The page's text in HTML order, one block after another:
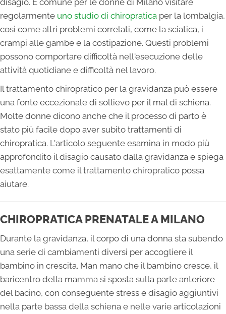
regolarmente uno studio di chiropratica per la lombalgia,
così come altri problemi correlati, come la sciatica, i
crampi alle gambe e la costipazione. Questi problemi
possono comportare difficoltà nell'esecuzione delle
attività quotidiane e difficoltà nel lavoro.
Il trattamento chiropratico per la gravidanza può essere
una fonte eccezionale di sollievo per il mal di schiena.
Molte donne dicono anche che il processo di parto è
stato più facile dopo aver subito trattamenti di
chiropratica. L'articolo seguente esamina in modo più
approfondito il disagio causato dalla gravidanza e spiega
esattamente come il trattamento chiropratico possa
aiutare.
CHIROPRATICA PRENATALE A MILANO
Durante la gravidanza, il corpo di una donna sta subendo
una serie di cambiamenti diversi per accogliere il
bambino in crescita. Man mano che il bambino cresce, il
baricentro della mamma si sposta sulla parte anteriore
del bacino, con conseguente stress e disagio aggiuntivi
nella parte bassa della schiena e nelle varie articolazioni